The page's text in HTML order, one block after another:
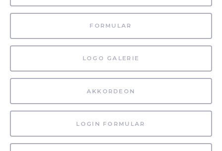
FORMULAR
LOGO GALERIE
AKKORDEON
LOGIN FORMULAR